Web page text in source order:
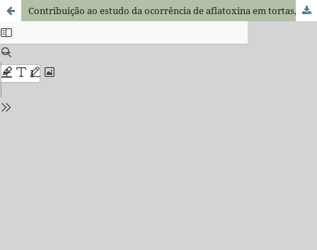
Contribuição ao estudo da ocorrência de aflatoxina em tortas, farelos e farinhas de amendoim (Arachis Hypogaea L.) no estado de São Paulo